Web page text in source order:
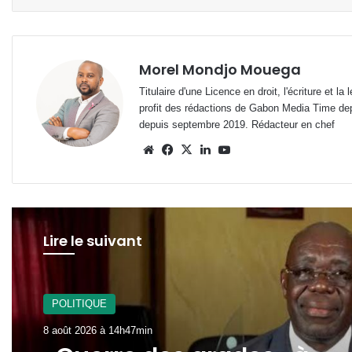
Morel Mondjo Mouega
Titulaire d'une Licence en droit, l'écriture et la
profit des rédactions de Gabon Media Time
depuis septembre 2019. Rédacteur en chef
WebsiteFacebook
X Linkedin
Lire le suivant
POLITIQUE
8 août 2026 à 14h47min